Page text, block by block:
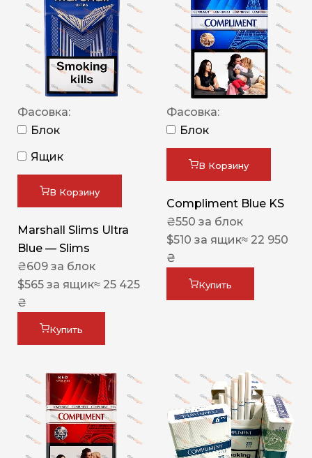
Фасовка:
Блок
Ящик
В Корзину
Marshall Slims Ultra
Blue — Slims
₴609 за блок
$565 за ящик≈ 25 425
₴
Купить
Фасовка:
Блок
В Корзину
Compliment Blue KS
₴550 за блок
$510 за ящик≈ 22 950
₴
Купить